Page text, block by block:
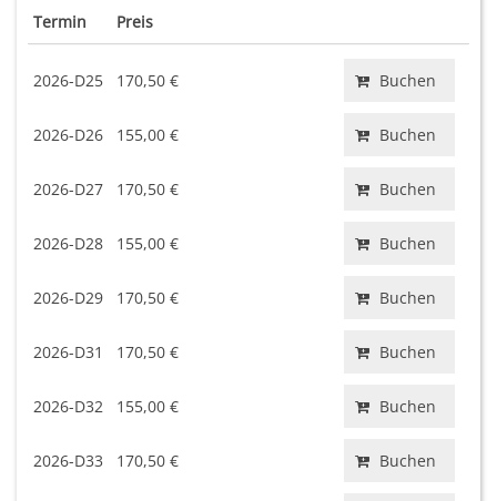
Termin Preis
2026-D25 170,50 € Buchen
2026-D26 155,00 € Buchen
2026-D27 170,50 € Buchen
2026-D28 155,00 € Buchen
2026-D29 170,50 € Buchen
2026-D31 170,50 € Buchen
2026-D32 155,00 € Buchen
2026-D33 170,50 € Buchen